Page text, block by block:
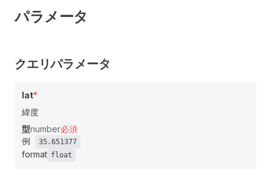
パラメータ
クエリパラメータ
lat*
緯度
型number必須
例
35.651377
format float